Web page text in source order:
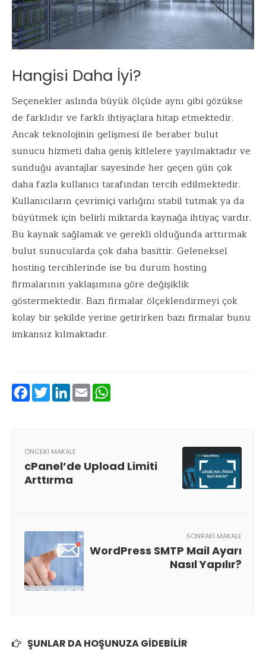
Hangisi Daha İyi?
Seçenekler aslında büyük ölçüde aynı gibi gözükse
de farklıdır ve farklı ihtiyaçlara hitap etmektedir.
Ancak teknolojinin gelişmesi ile beraber bulut
sunucu hizmeti daha geniş kitlelere yayılmaktadır ve
sunduğu avantajlar sayesinde her geçen gün çok
daha fazla kullanıcı tarafından tercih edilmektedir.
Kullanıcıların çevrimiçi varlığını stabil tutmak ya da
büyütmek için belirli miktarda kaynağa ihtiyaç vardır.
Bu kaynak sağlamak ve gerekli olduğunda arttırmak
bulut sunucularda çok daha basittir. Geleneksel
hosting tercihlerinde ise bu durum hosting
firmalarının yaklaşımına göre değişiklik
göstermektedir. Bazı firmalar ölçeklendirmeyi çok
kolay bir şekilde yerine getirirken bazı firmalar bunu
imkansız kılmaktadır.
Facebook
Twitter
LinkedIn
Email
ÖNCEKI MAKALE
cPanel’de Upload Limiti
Arttırma
SONRAKI MAKALE
WordPress SMTP Mail Ayarı
Nasıl Yapılır?
ŞUNLAR DA HOŞUNUZA GIDEBILIR